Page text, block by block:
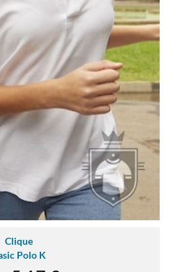
Clique
Polo K